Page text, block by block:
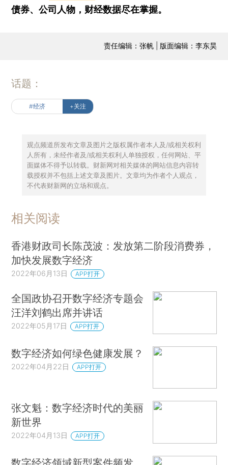
债券、公司人物，财经数据尽在掌握。
责任编辑：张帆 | 版面编辑：李东昊
话题：
#经济 +关注
观点频道所发布文章及图片之版权属作者本人及/或相关权利
人所有，未经作者及/或相关权利人单独授权，任何网站、平
面媒体不得予以转载。财新网对相关媒体的网站信息内容转
载授权并不包括上述文章及图片。文章均为作者个人观点，
不代表财新网的立场和观点。
相关阅读
香港财政司长陈茂波：发放第二阶段消费券，
加快发展数字经济
2022年06月13日 APP打开
全国政协召开数字经济专题会
汪洋刘鹤出席并讲话
2022年05月17日 APP打开
数字经济如何绿色健康发展？
2022年04月22日 APP打开
张文魁：数字经济时代的美丽
新世界
2022年04月13日 APP打开